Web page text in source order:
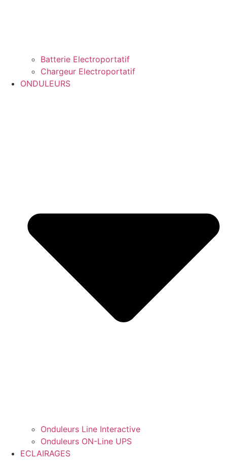
Batterie Electroportatif
Chargeur Electroportatif
ONDULEURS
Onduleurs Line Interactive
Onduleurs ON-Line UPS
ECLAIRAGES